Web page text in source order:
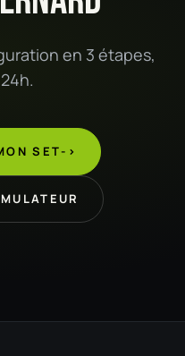
en 3 étapes,
SET->